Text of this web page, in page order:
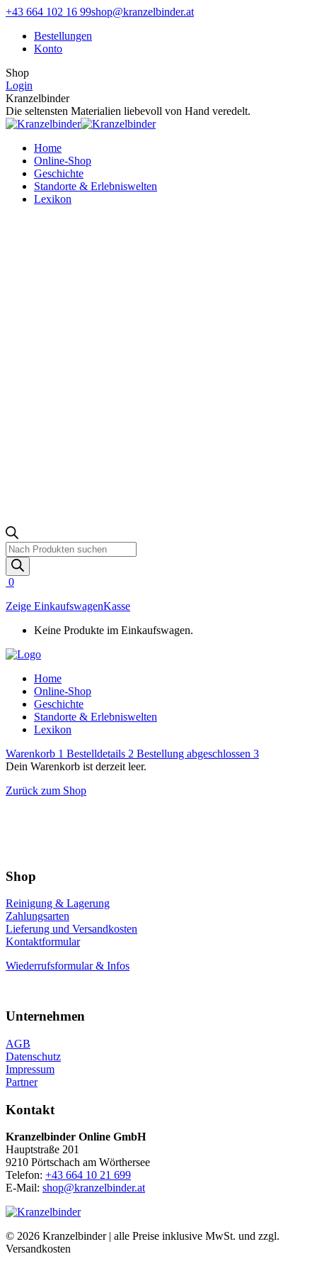
Zum
springen
Facebook
opens
window
Instagram
opens
window
+43 664 102 16 99shop@kranzelbinder.at
Bestellungen
Konto
Shop
Login
Kranzelbinder
Die seltensten Materialien liebevoll von Hand veredelt.
Home
Online-Shop
Geschichte
Standorte & Erlebniswelten
Lexikon
Products
search
0
Zeige EinkaufswagenKasse
Keine Produkte im Einkaufswagen.
Home
Online-Shop
Geschichte
Standorte & Erlebniswelten
Lexikon
Warenkorb 1 Bestelldetails 2 Bestellung abgeschlossen 3
Dein Warenkorb ist derzeit leer.
Zurück zum Shop
Shop
Reinigung & Lagerung
Zahlungsarten
Lieferung und Versandkosten
Kontaktformular
Wiederrufsformular & Infos
Unternehmen
AGB
Datenschutz
Impressum
Partner
Kontakt
Kranzelbinder Online GmbH
Hauptstraße 201
9210 Pörtschach am Wörthersee
Telefon: +43 664 10 21 699
E-Mail: shop@kranzelbinder.at
© 2026 Kranzelbinder | alle Preise inklusive MwSt. und zzgl.
Versandkosten